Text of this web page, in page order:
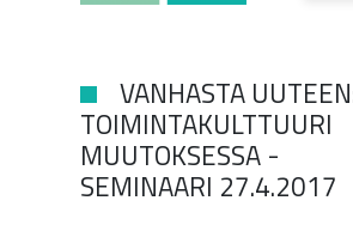
VANHASTA
TOIMINTAKULTTUURI
MUUTOKSESSA -
SEMINAARI 27.4.2017